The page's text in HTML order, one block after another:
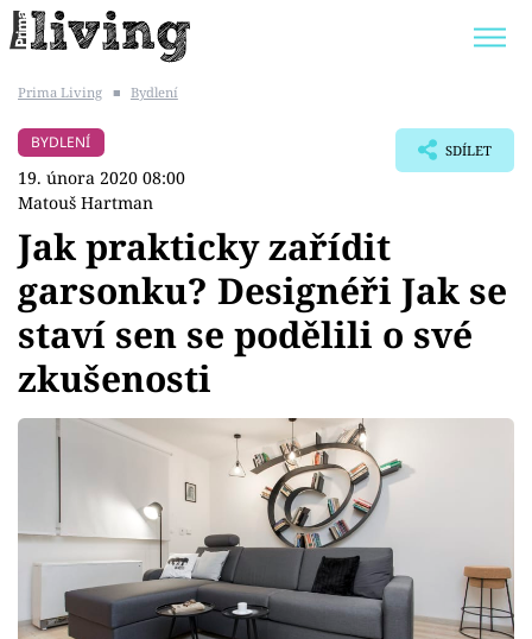
BYDLENÍ SLAVNÝCH
Témata
Bydlení
Zahrada
Design
Sledujte prima+
Přihlášení
Prima Living ■ Bydlení
BYDLENÍ
19. února 2020 08:00
Matouš Hartman
SDÍLET
Jak prakticky zařídit
garsonku? Designéři Jak se
staví sen se podělili o své
zkušenosti